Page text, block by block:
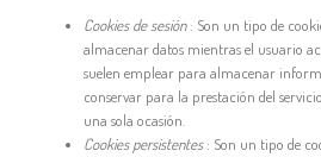
Cookies de sesión: Son un tipo de
almacenar datos mientras el usuario
suelen emplear para almacenar
conservar para la prestación del
una sola ocasión.
Cookies persistentes: Son un tipo de